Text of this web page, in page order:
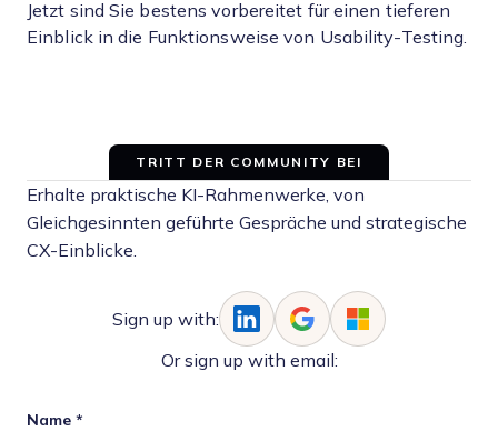
Jetzt sind Sie bestens vorbereitet für einen tieferen
Einblick in die Funktionsweise von Usability-Testing.
TRITT DER COMMUNITY BEI
Erhalte praktische KI-Rahmenwerke, von
Gleichgesinnten geführte Gespräche und strategische
CX-Einblicke.
Sign up with:
Or sign up with email:
Name *